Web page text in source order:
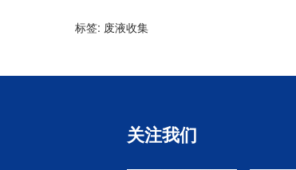
标签: 废液收集
关注我们